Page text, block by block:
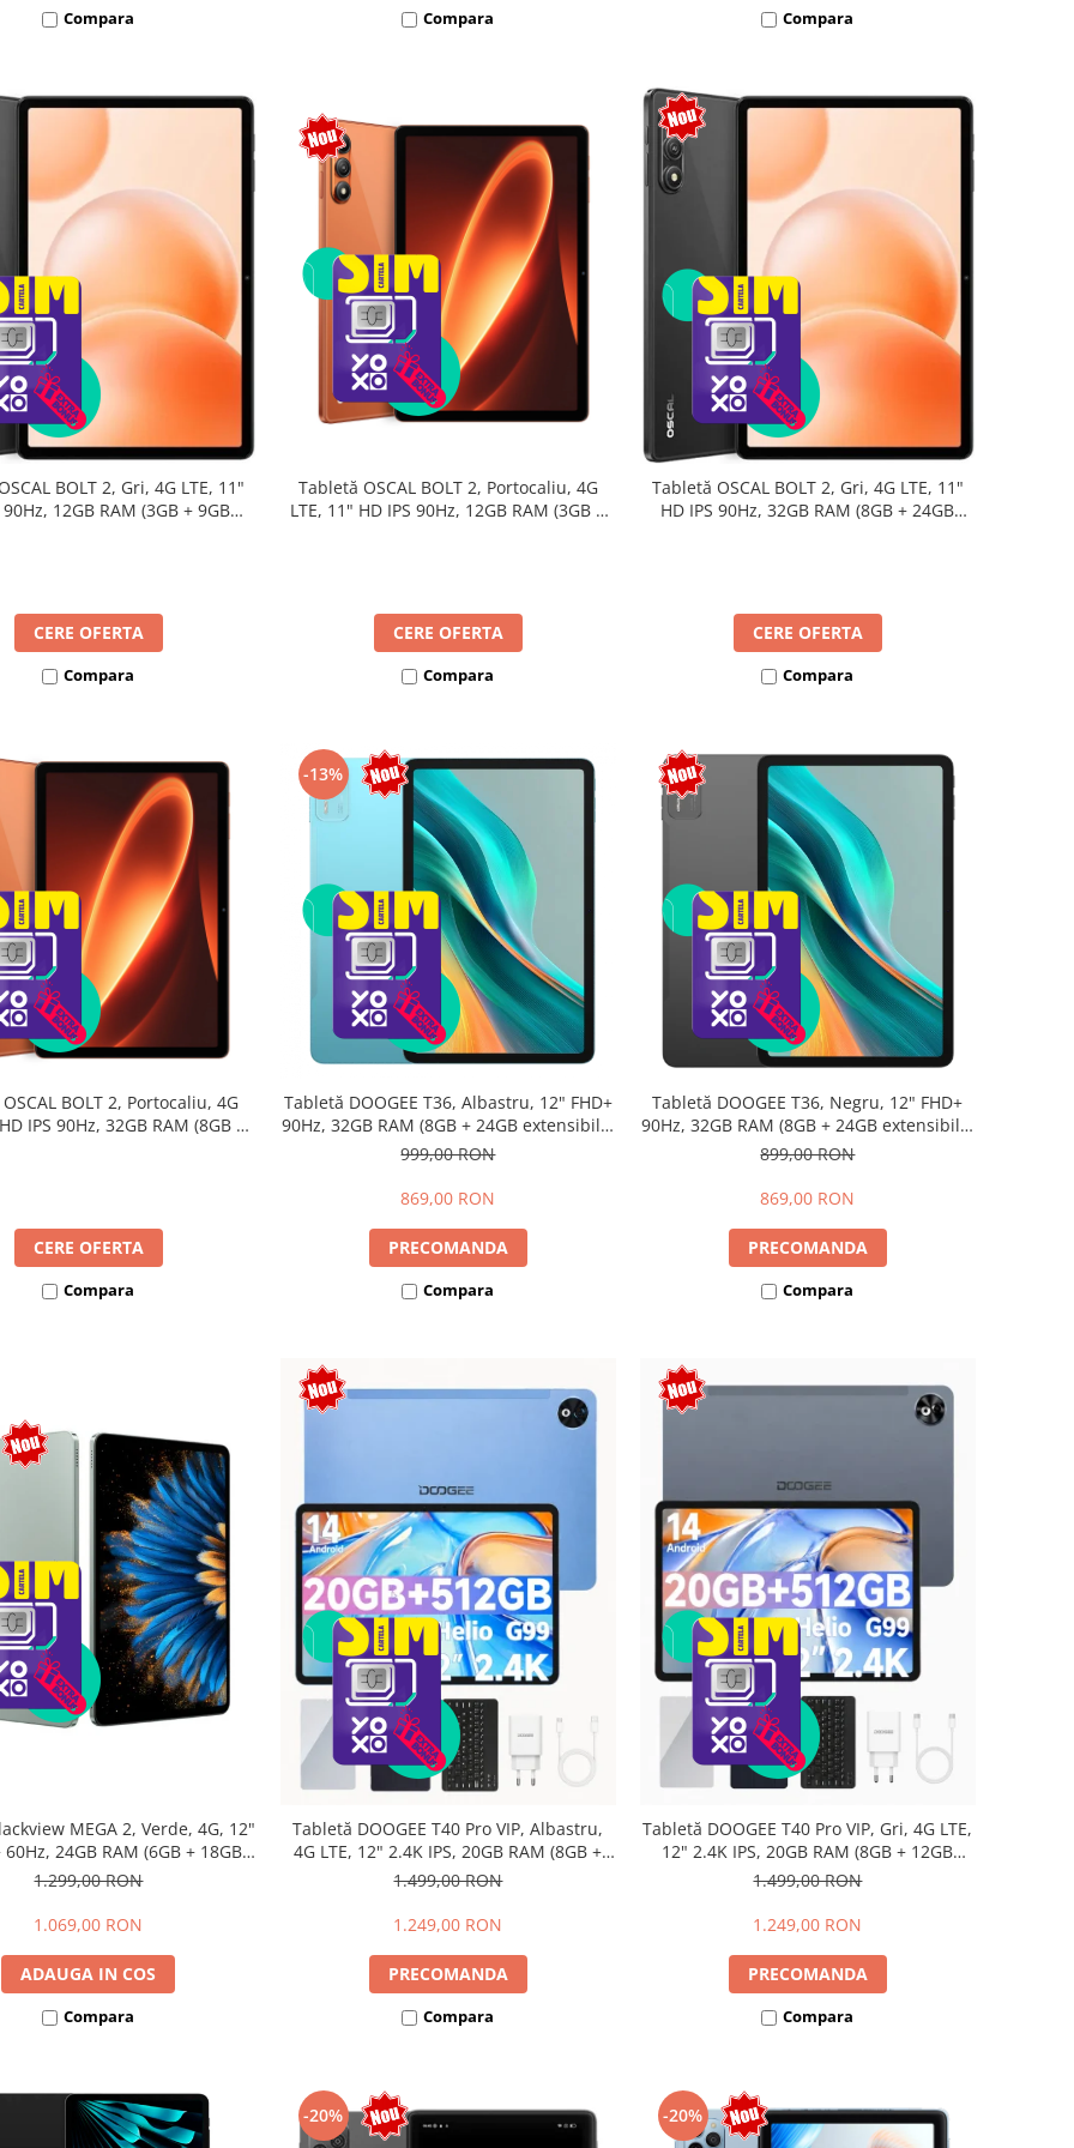
Compara Compara Compara
BOLT 2, Gri, 4G LTE, 11"
90Hz, 12GB RAM (3GB + 9GB
CERE OFERTA
Compara
Tabletă OSCAL BOLT 2, Portocaliu, 4G
LTE, 11" HD IPS 90Hz, 12GB RAM (3GB +
CERE OFERTA
Compara
Tabletă OSCAL BOLT 2, Gri, 4G LTE, 11"
HD IPS 90Hz, 32GB RAM (8GB + 24GB
CERE OFERTA
Compara
BOLT 2, Portocaliu, 4G
IPS 90Hz, 32GB RAM (8GB +
CERE OFERTA
Compara
-13%
Tabletă DOOGEE T36, Albastru, 12" FHD+
90Hz, 32GB RAM (8GB + 24GB extensibili),
256GB, Android 15, 8800mAh, Dual SIM
999,00 RON
869,00 RON
PRECOMANDA
Compara
Tabletă DOOGEE T36, Negru, 12" FHD+
90Hz, 32GB RAM (8GB + 24GB extensibili),
256GB, Android 15, 8800mAh, Dual SIM
899,00 RON
869,00 RON
PRECOMANDA
Compara
MEGA 2, Verde, 4G, 12"
60Hz, 24GB RAM (6GB + 18GB
256GB ROM, Android 15,
Face Unlock, Dual SIM
1.299,00 RON
1.069,00 RON
ADAUGA IN COS
Compara
Tabletă DOOGEE T40 Pro VIP, Albastru,
4G LTE, 12" 2.4K IPS, 20GB RAM (8GB +
12GB extensibili), 512GB, Helio G99,
1.499,00 RON
1.249,00 RON
PRECOMANDA
Compara
Tabletă DOOGEE T40 Pro VIP, Gri, 4G LTE,
12" 2.4K IPS, 20GB RAM (8GB + 12GB
extensibili), 512GB, Helio G99, 10800mAh,
1.499,00 RON
1.249,00 RON
PRECOMANDA
Compara
-20% -20%